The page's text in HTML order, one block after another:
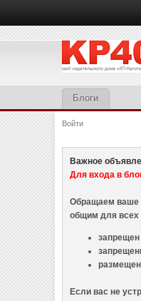
Блоги
Войти
Важное
Для входа в
Обращаем ваше
общим для всех
запрещен
Если вас не